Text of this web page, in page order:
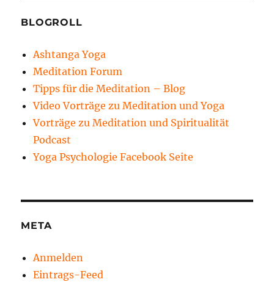
BLOGROLL
Ashtanga Yoga
Meditation Forum
Tipps für die Meditation – Blog
Video Vorträge zu Meditation und Yoga
Vorträge zu Meditation und Spiritualität
Podcast
Yoga Psychologie Facebook Seite
META
Anmelden
Eintrags-Feed